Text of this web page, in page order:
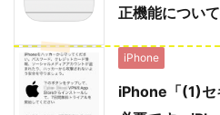
正機能につい
iPhone
iPhone「(1)セ